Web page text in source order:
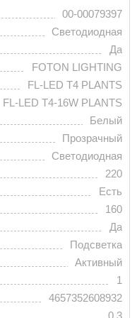
00-00079397
Светодиодная
Да
FOTON LIGHTING
FL-LED T4 PLANTS
FL-LED T4-16W PLANTS
Белый
Прозрачный
Светодиодная
220
Есть
160
Да
Подсветка
Активный
1
4657352608932
0.3